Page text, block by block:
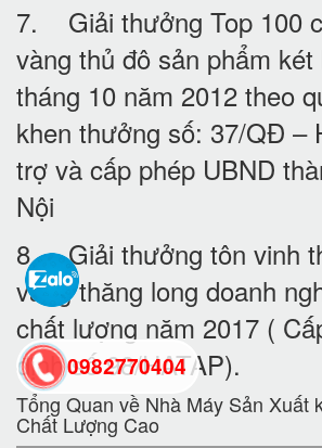
7. Giải thưởng Top 100
vàng thủ đô sản phẩm két
tháng 10 năm 2012 theo
khen thưởng số: 37/QĐ –
trợ và cấp phép UBND
Nội
8. Giải thưởng tôn vinh
vàng thăng long doanh
chất lượng năm 2017 (
định số 98/HATAP).
Tổng Quan về Nhà Máy Sản Xuất
Chất Lượng Cao
0982770404